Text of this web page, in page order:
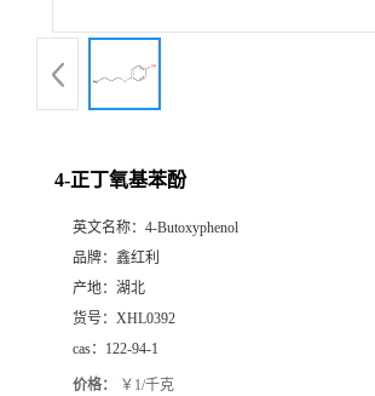
4-正丁氧基苯酚
英文名称： 4-Butoxyphenol
品牌： 鑫红利
产地： 湖北
货号： XHL0392
cas： 122-94-1
价格： ￥1/千克